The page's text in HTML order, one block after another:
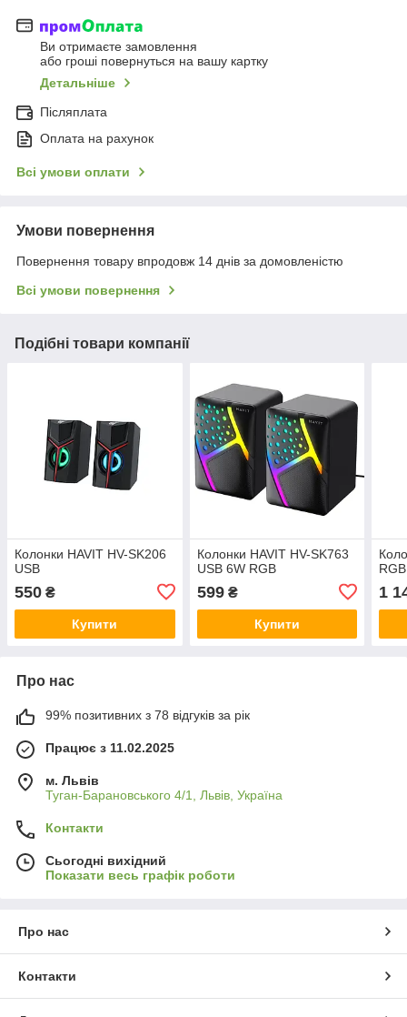
Ви отримаєте замовлення
або гроші повернуться на вашу картку
Детальніше
Післяплата
Оплата на рахунок
Всі умови оплати
Умови повернення
Повернення товару впродовж 14 днів за домовленістю
Всі умови повернення
Подібні товари компанії
Колонки HAVIT HV-SK206
USB
550 ₴
Купити
Колонки HAVIT HV-SK763
USB 6W RGB
599₴
Купити
RGB
1
Про нас
99% позитивних з 78 відгуків за рік
Працює з 11.02.2025
м. Львів
Туган-Барановського 4/1, Львів, Україна
Контакти
Сьогодні вихідний
Показати весь графік роботи
Про нас
Контакти